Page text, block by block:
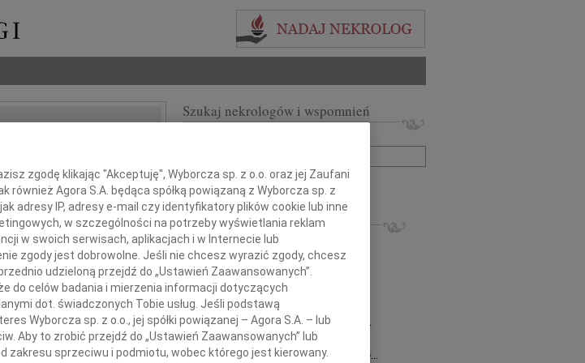
o śmierci
Szukaj nekrologów i wspomnień
+ szukanie zaawansowane
INNE NEKROLOGI
06.08.2026Gdańsk
Drogi Piotrze Koleżanki i Koledzy z firmy...
05.08.2026Gdańsk
Nasze Koleżance Renacie Sęk w trudnych...
04.08.2026Gdańsk
Panu Piotrowi Widzowi Radnemu Sejmiku...
Zofia Mazurek03.08.2026Gdańsk
Naszej Koleżance Beacie Rumińskiej wyrazy...
zgodę klikając "Akceptuję", Wyborcza sp. z o.o. oraz jej Zaufani
również Agora S.A. będąca spółką powiązaną z Wyborcza sp. z
adresy IP, adresy e-mail czy identyfikatory plików cookie lub inne
w szczególności na potrzeby wyświetlania reklam
w swoich serwisach, aplikacjach i w Internecie lub
zgody jest dobrowolne. Jeśli nie chcesz wyrazić zgody, chcesz
udzieloną przejdź do „Ustawień Zaawansowanych”.
do celów badania i mierzenia informacji dotyczących
dot. świadczonych Tobie usług. Jeśli podstawą
Wyborcza sp. z o.o., jej spółki powiązanej – Agora S.A. – lub
Aby to zrobić przejdź do „Ustawień Zaawansowanych” lub
sprzeciwu i podmiotu, wobec którego jest kierowany.